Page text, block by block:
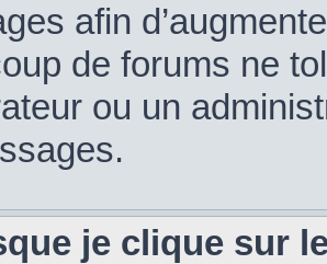
afin
de forums ne
ou un
je clique sur